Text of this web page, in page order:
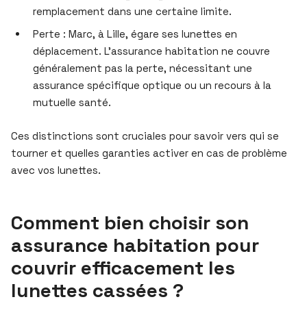
remplacement dans une certaine limite.
Perte : Marc, à Lille, égare ses lunettes en
déplacement. L’assurance habitation ne couvre
généralement pas la perte, nécessitant une
assurance spécifique optique ou un recours à la
mutuelle santé.
Ces distinctions sont cruciales pour savoir vers qui se
tourner et quelles garanties activer en cas de problème
avec vos lunettes.
Comment bien choisir son
assurance habitation pour
couvrir efficacement les
lunettes cassées ?